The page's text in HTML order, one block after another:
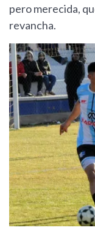
pero merecida,
revancha.